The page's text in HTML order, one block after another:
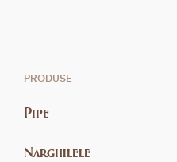
PRODUSE
Pipe
Narghilele